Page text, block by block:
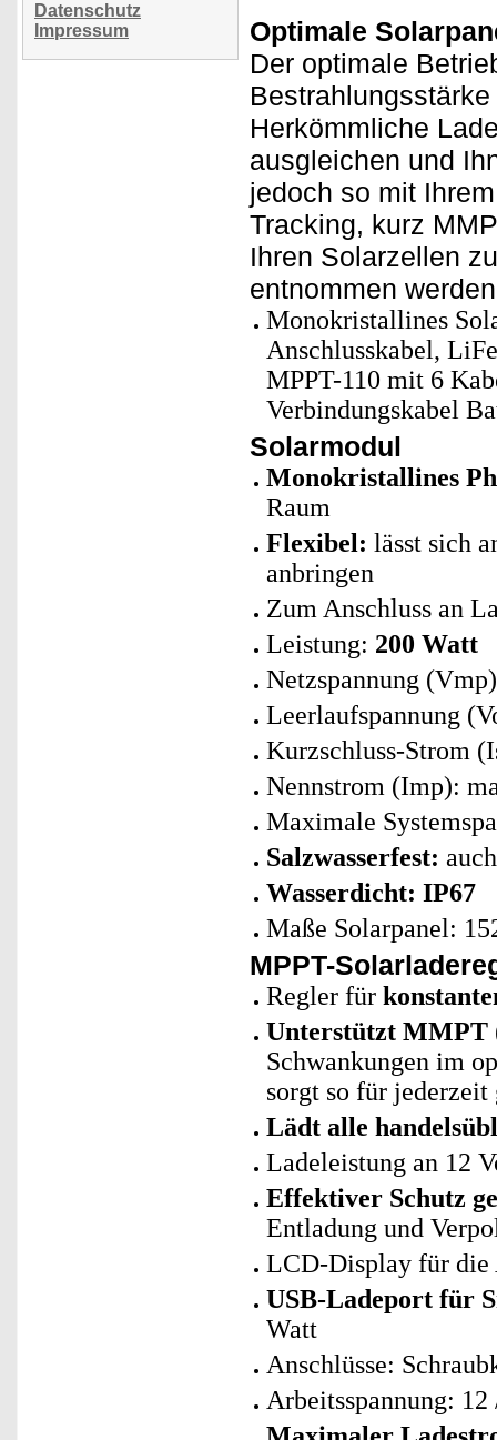
Datenschutz
Impressum
Optimale
Der optimale
Herkömmliche
ausgleichen und
jedoch so mit
Tracking, kurz
Ihren Solarzellen
entnommen
Monokristallines
Anschlusskabel,
MPPT-110 mit 6
Verbindungskabel
Solarmodul
Monokristallines
Raum
Flexibel: lässt sich
anbringen
Zum Anschluss an
Leistung: 200 Watt
Netzspannung
Leerlaufspannung
Kurzschluss-Strom
Nennstrom (Imp):
Maximale
Salzwasserfest:
Wasserdicht: IP67
Maße Solarpanel:
MPPT-
Regler für
Unterstützt MMPT
Schwankungen im
sorgt so für
Lädt alle
Ladeleistung an 12
Effektiver Schutz
Entladung und
LCD-Display für die
USB-Ladeport für
Watt
Anschlüsse:
Arbeitsspannung: